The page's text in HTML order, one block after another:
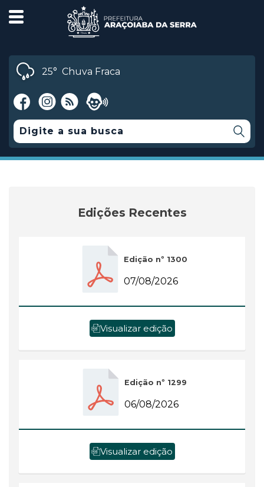
25° Chuva Fraca
Edições Recentes
Edição nº 1300
07/08/2026
Visualizar edição
Edição nº 1299
06/08/2026
Visualizar edição